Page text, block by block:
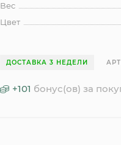
Вес
Цвет
ДОСТАВКА 3 НЕДЕЛИ
+101 бонус(ов) за